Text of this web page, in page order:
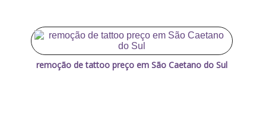
remoção de tattoo preço em São Caetano do Sul